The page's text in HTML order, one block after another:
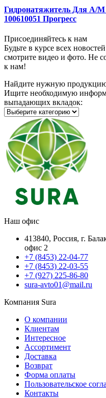
Гидронатяжитель Для А/М
100610051 Прогресс
Присоединяйтесь к нам
Будьте в курсе всех
смотрите видео и фото. Не
к нам!
Найдите нужную
Ищите необходимую
выпадающих вкладок:
Наш офис
413840, Россия, г.
офис 2
+7 (8453) 22-04-77
+7 (8453) 22-03-55
+7 (927) 225-86-80
sura-avto01@mail.ru
Компания Sura
О компании
Клиентам
Интересное
Ассортимент
Доставка
Возврат
Форма оплаты
Пользовательское
Контакты